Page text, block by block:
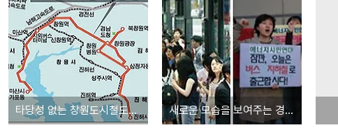
타당성 없는 창원도시철도사업의 편익비용 새로운 모습을 보여주는 경남버스조합의 정기총회